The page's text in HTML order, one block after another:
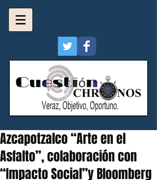
Azcapotzalco “Arte en el
Asfalto”, colaboración con
“Impacto Social”y Bloomberg